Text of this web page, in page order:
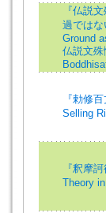
『仏説
過では
Ground
仏説文
『勅修
Selling
『釈摩
Theory